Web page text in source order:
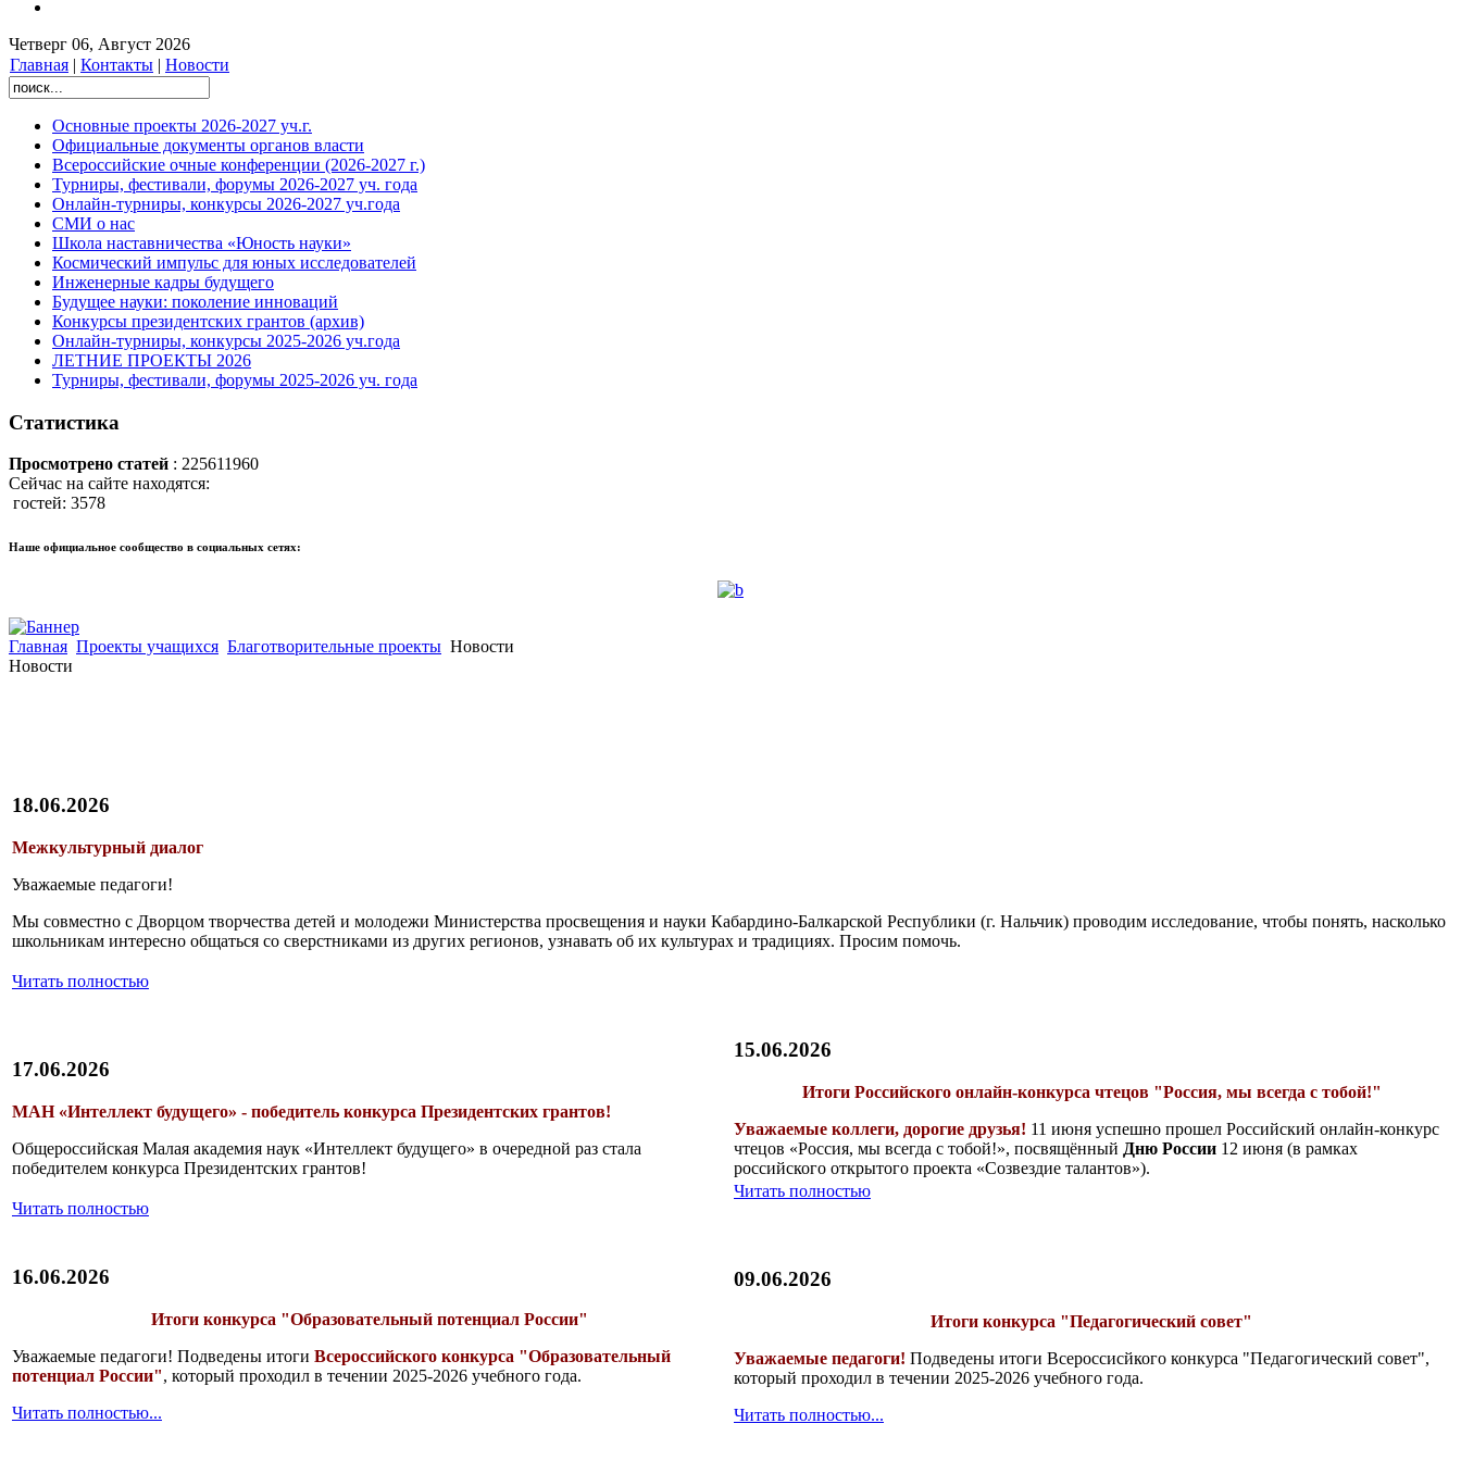
Четверг 06, Август 2026
Главная | Контакты | Новости
Основные проекты 2026-2027 уч.г.
Официальные документы органов власти
Всероссийские очные конференции (2026-2027 г.)
Турниры, фестивали, форумы 2026-2027 уч. года
Онлайн-турниры, конкурсы 2026-2027 уч.года
СМИ о нас
Школа наставничества «Юность науки»
Космический импульс для юных исследователей
Инженерные кадры будущего
Будущее науки: поколение инноваций
Конкурсы президентских грантов (архив)
Онлайн-турниры, конкурсы 2025-2026 уч.года
ЛЕТНИЕ ПРОЕКТЫ 2026
Турниры, фестивали, форумы 2025-2026 уч. года
Статистика
Просмотрено статей : 225611960
Сейчас на сайте находятся:
гостей: 3578
Наше официальное сообщество в социальных сетях:
Главная Проекты учащихся Благотворительные проекты Новости
Новости
18.06.2026
Межкультурный диалог
Уважаемые педагоги!
Мы совместно с Дворцом творчества детей и молодежи Министерства просвещения и науки Кабардино-Балкарской Республики (г. Нальчик) проводим исследование, чтобы понять, насколько
школьникам интересно общаться со сверстниками из других регионов, узнавать об их культурах и традициях. Просим помочь.
Читать полностью
17.06.2026
МАН «Интеллект будущего» - победитель конкурса Президентских грантов!
Общероссийская Малая академия наук «Интеллект будущего» в очередной раз стала
победителем конкурса Президентских грантов!
Читать полностью
16.06.2026
Итоги конкурса "Образовательный потенциал России"
Уважаемые педагоги! Подведены итоги Всероссийcкого конкурса "Образовательный
потенциал России", который проходил в течении 2025-2026 учебного года.
Читать полностью...
15.06.2026
Итоги Российского онлайн-конкурса чтецов "Россия, мы всегда с тобой!"
Уважаемые коллеги, дорогие друзья! 11 июня успешно прошел Российский онлайн-конкурс
чтецов «Россия, мы всегда с тобой!», посвящённый Дню России 12 июня (в рамках
российского открытого проекта «Созвездие талантов»).
Читать полностью
09.06.2026
Итоги конкурса "Педагогический совет"
Уважаемые педагоги! Подведены итоги Всероссисйкого конкурса "Педагогический совет",
который проходил в течении 2025-2026 учебного года.
Читать полностью...